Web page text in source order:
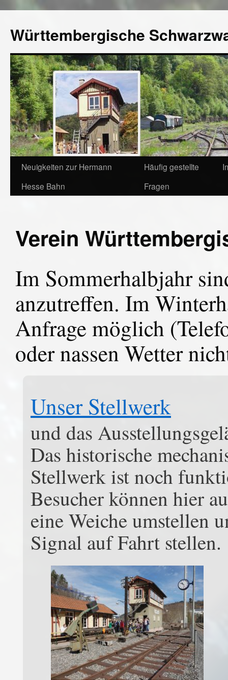
Württembergische
Neuigkeiten zur Hermann
Hesse Bahn
Häufig gestellte
Fragen
Verein
Im Sommerhalbjahr
anzutreffen. Im
Anfrage möglich
oder nassen Wetter
Unser Stellwerk
und das
Das historische
Stellwerk ist noch
Besucher können hier
eine Weiche umstellen
Signal auf Fahrt stellen.